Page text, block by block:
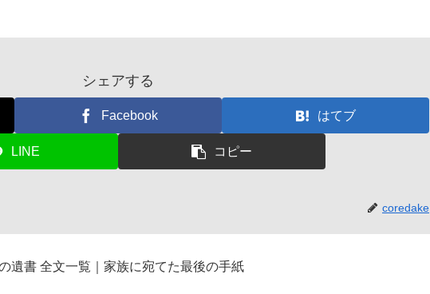
シェアする
Facebook はてブ
LINE コピー
coredake
遺書 全文一覧｜家族に宛てた最後の手紙